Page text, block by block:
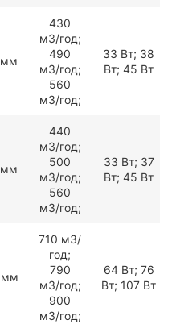
мм
430
мЗ/год;
490
мЗ/год;
560
мЗ/год;
33 Вт; 38
Вт; 45 Вт
мм
440
мЗ/год;
500
мЗ/год;
560
мЗ/год;
33 Вт; 37
Вт; 45 Вт
мм
710 мЗ/
год;
790
мЗ/год;
900
мЗ/год;
64 Вт; 76
Вт; 107 Вт